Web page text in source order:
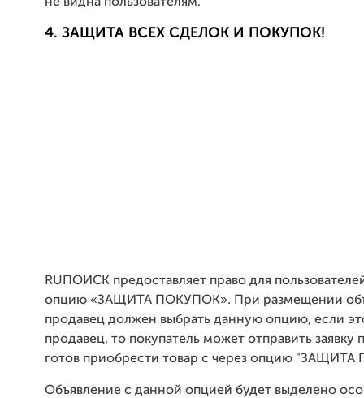
4. ЗАЩИТА ВСЕХ СДЕЛОК И ПОКУПОК!
RUПОИСК предоставляет право для
опцию «ЗАЩИТА ПОКУПОК». При размещении
продавец должен выбрать данную опцию, если
продавец, то покупатель может отправить заявку
готов приобрести товар с через опцию
Объявление с данной опцией будет выделено